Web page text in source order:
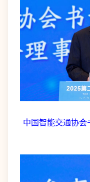
中国智能交通协